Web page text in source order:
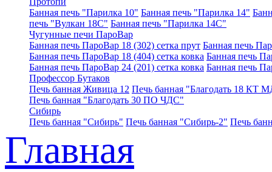
Банная печь "Парилка 10" Банная печь "Парилка 14"
печь "Вулкан 18С" Банная печь "Парилка 14С"
Чугунные печи ПароВар
Банная печь ПароВар 18 (302) сетка прут Банная печь
Банная печь ПароВар 18 (404) сетка ковка Банная печь
Банная печь ПароВар 24 (201) сетка ковка Банная печь
Профессор Бутаков
Печь банная Живица 12 Печь банная "Благодать 18 КТ
Печь банная "Благодать 30 ПО ЧДС"
Сибирь
Печь банная "Сибирь" Печь банная "Сибирь-2" Печь
Главная